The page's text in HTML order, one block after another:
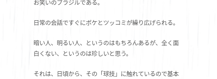
お笑いのブラジルである。
日常の会話ですぐにボケとツッコミが繰り広げられる。
暗い人、明るい人、というのはもちろんあるが、全く面
白くない、というのは珍しいと思う。
それは、日頃から、その「球技」に触れているので基本